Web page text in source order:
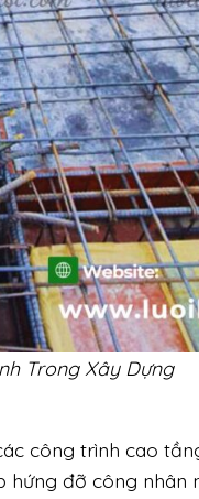
Trong Xây Dựng
công trình cao
đỡ công nhân